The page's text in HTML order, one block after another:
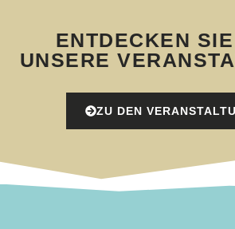
ENTDECKEN
UNSERE
ZU DEN